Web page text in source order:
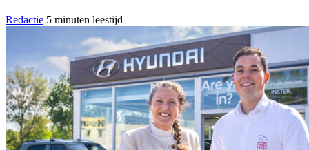
Redactie 5 minuten leestijd